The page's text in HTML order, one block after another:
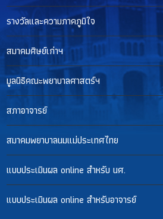
รางวัลและความภาคภูมิใจ
สมาคมศิษย์เก่าฯ
มูลนิธิคณะพยาบาลศาสตร์ฯ
สภาอาจารย์
สมาคมพยาบาลนมแม่ประเทศไทย
แบบประเมินผล online สำหรับ นศ.
แบบประเมินผล online สำหรับอาจารย์